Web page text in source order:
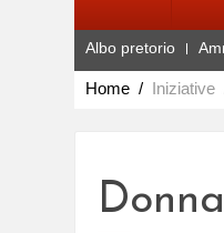
Albo pretorio
Home Iniziative